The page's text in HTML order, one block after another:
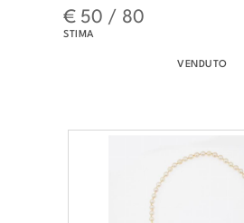
€ 50 / 80
STIMA
VENDUTO